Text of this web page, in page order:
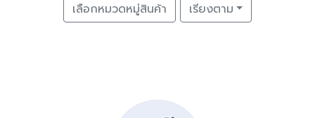
เลือกหมวดหมู่สินค้า เรียงตาม